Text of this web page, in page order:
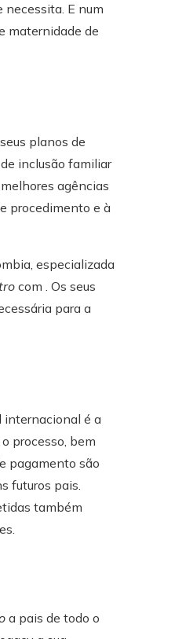
necessita. E num
maternidade de
planos de
inclusão familiar
agências
procedimento e à
especializada
com . Os seus
para a
internacional é a
processo, bem
pagamento são
futuros pais.
também
a pais de todo o